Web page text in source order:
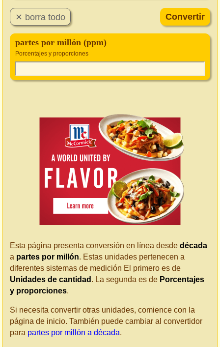
partes por millón (ppm)
Porcentajes y proporciones
Esta página presenta conversión en línea desde década
a partes por millón. Estas unidades pertenecen a
diferentes sistemas de medición El primero es de
Unidades de cantidad . La segunda es de Porcentajes
y proporciones.
Si necesita convertir otras unidades, comience con la
página de inicio. También puede cambiar al convertidor
para partes por millón a década.